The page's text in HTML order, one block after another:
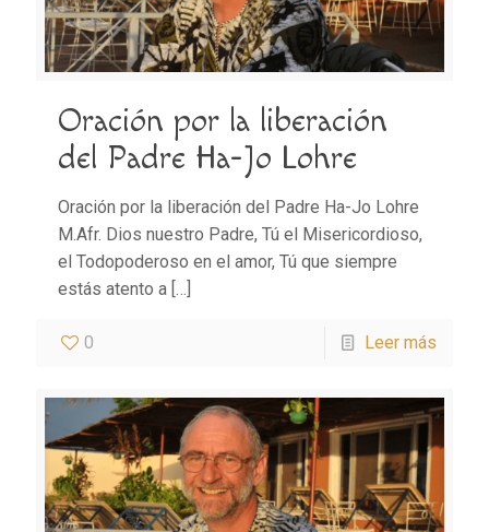
Oración por la liberación
del Padre Ha-Jo Lohre
Oración por la liberación del Padre Ha-Jo Lohre
M.Afr. Dios nuestro Padre, Tú el Misericordioso,
el Todopoderoso en el amor, Tú que siempre
estás atento a […]
0 Leer más